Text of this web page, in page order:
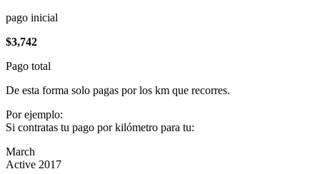
pago inicial
$3,742
Pago total
De esta forma solo pagas por los km que recorres.
Por ejemplo:
Si contratas tu pago por kilómetro para tu:
March
Active 2017